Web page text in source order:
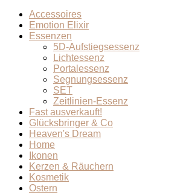
Accessoires
Emotion Elixir
Essenzen
5D-Aufstiegsessenz
Lichtessenz
Portalessenz
Segnungsessenz
SET
Zeitlinien-Essenz
Fast ausverkauft!
Glücksbringer & Co
Heaven's Dream
Home
Ikonen
Kerzen & Räuchern
Kosmetik
Ostern